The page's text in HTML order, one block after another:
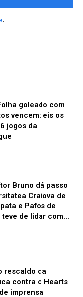
.
goleado com
vencem: eis os
jogos da
Bruno dá passo
Craiova de
e Pafos de
teve de lidar com...
rescaldo da
contra o Hearts
imprensa